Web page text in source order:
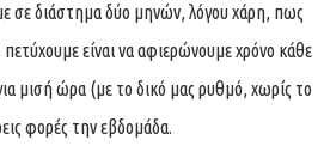
σε διάστημα δύο μηνών, λόγου χάρη, πως
είναι να αφιερώνουμε χρόνο κάθε
μισή ώρα (με το δικό μας ρυθμό, χωρίς το
φορές την εβδομάδα.